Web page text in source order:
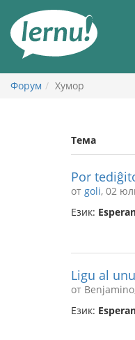
съдържанието
Форум Хумор
Тема
Por
от goli, 02
Език:
Ligu al
от
Език: